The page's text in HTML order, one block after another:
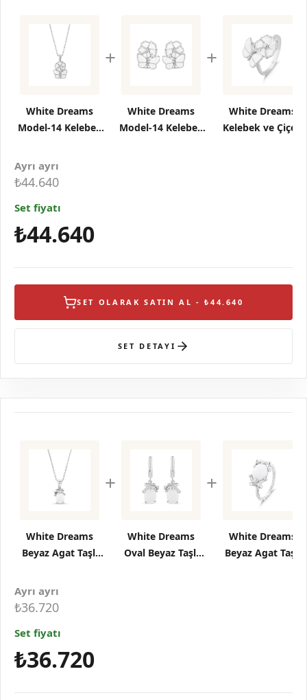
White Dreams
Model-14 Kelebek
+
White Dreams
Model-14 Kelebek
+
White Dreams
Kelebek ve Çiçek
Ayrı ayrı
₺44.640
Set fiyatı
₺44.640
SET OLARAK SATIN AL - ₺44.640
SET DETAYI
White Dreams
Beyaz Agat Taşlı
+
White Dreams
Oval Beyaz Taşlı
+
White Dreams
Beyaz Agat Taşlı
Ayrı ayrı
₺36.720
Set fiyatı
₺36.720